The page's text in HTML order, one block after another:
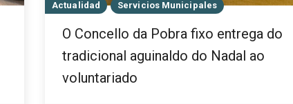
Actualidad Servicios Municipales
O Concello da Pobra fixo entrega do
tradicional aguinaldo do Nadal ao
voluntariado